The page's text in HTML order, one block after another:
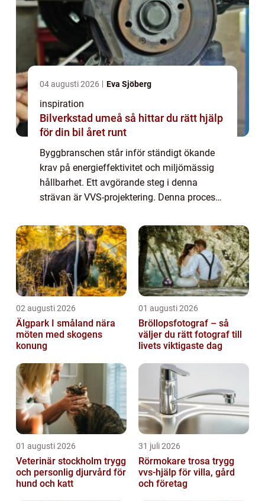
04 augusti 2026 Eva Sjöberg
inspiration
Bilverkstad umeå så hittar du rätt hjälp
för din bil året runt
Byggbranschen står inför ständigt ökande
krav på energieffektivitet och miljömässig
hållbarhet. Ett avgörande steg i denna
strävan är VVS-projektering. Denna process
02 augusti 2026
Älgpark I småland nära
möten med skogens
konung
01 augusti 2026
Bröllopsfotograf – så
väljer du rätt fotograf till
livets viktigaste dag
01 augusti 2026
Veterinär stockholm trygg
och personlig djurvård för
hund och katt
31 juli 2026
Rörmokare trosa trygg
vvs-hjälp för villa, gård
och företag